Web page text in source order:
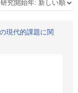
現代的課題に関